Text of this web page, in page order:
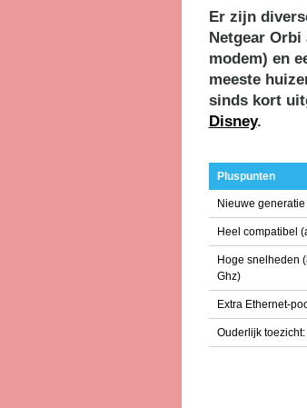
Er zijn
Netgear
modem) en
meeste
sinds kort
Disney.
Pluspunten
Nieuwe
Heel compatibel
Hoge snelheden
Ghz)
Extra Ethernet-
Ouderlijk